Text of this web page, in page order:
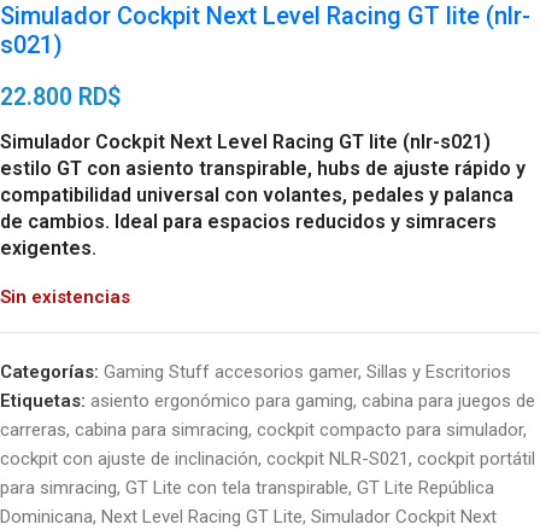
Simulador Cockpit Next Level Racing GT lite (nlr-
s021)
22.800 RD$
Simulador Cockpit Next Level Racing GT lite (nlr-s021)
estilo GT con asiento transpirable, hubs de ajuste rápido y
compatibilidad universal con volantes, pedales y palanca
de cambios. Ideal para espacios reducidos y simracers
exigentes.
Sin existencias
Categorías: Gaming Stuff accesorios gamer, Sillas y Escritorios
Etiquetas: asiento ergonómico para gaming, cabina para juegos de
carreras, cabina para simracing, cockpit compacto para simulador,
cockpit con ajuste de inclinación, cockpit NLR-S021, cockpit portátil
para simracing, GT Lite con tela transpirable, GT Lite República
Dominicana, Next Level Racing GT Lite, Simulador Cockpit Next